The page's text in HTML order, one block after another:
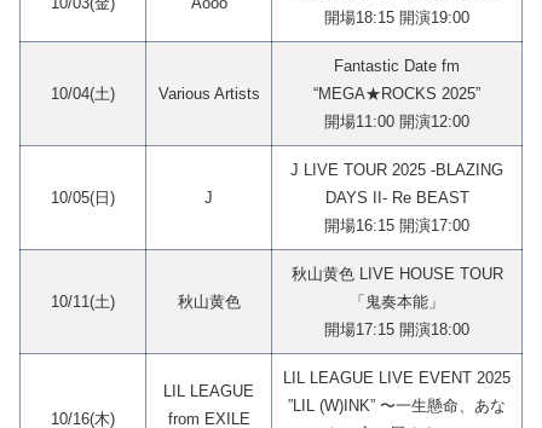
開場18:15 開演19:00
10/04(土) Various Artists
Fantastic Date fm
“MEGA★ROCKS 2025”
開場11:00 開演12:00
10/05(日) J
J LIVE TOUR 2025 -BLAZING
DAYS II- Re BEAST
開場16:15 開演17:00
10/11(土) 秋山黄色
秋山黄色 LIVE HOUSE TOUR
「鬼奏本能」
開場17:15 開演18:00
10/16(木)
LIL LEAGUE
from EXILE
LIL LEAGUE LIVE EVENT 2025
”LIL (W)INK” 〜一生懸命、あな